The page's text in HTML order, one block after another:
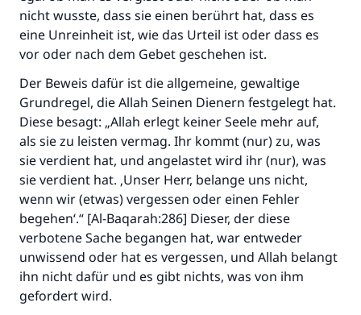
nicht wusste, dass sie einen berührt hat, dass es
eine Unreinheit ist, wie das Urteil ist oder dass es
vor oder nach dem Gebet geschehen ist.
Der Beweis dafür ist die allgemeine, gewaltige
Grundregel, die Allah Seinen Dienern festgelegt hat.
Diese besagt: „Allah erlegt keiner Seele mehr auf,
als sie zu leisten vermag. Ihr kommt (nur) zu, was
sie verdient hat, und angelastet wird ihr (nur), was
sie verdient hat. ‚Unser Herr, belange uns nicht,
wenn wir (etwas) vergessen oder einen Fehler
begehen‘.“ [Al-Baqarah:286] Dieser, der diese
verbotene Sache begangen hat, war entweder
unwissend oder hat es vergessen, und Allah belangt
ihn nicht dafür und es gibt nichts, was von ihm
gefordert wird.